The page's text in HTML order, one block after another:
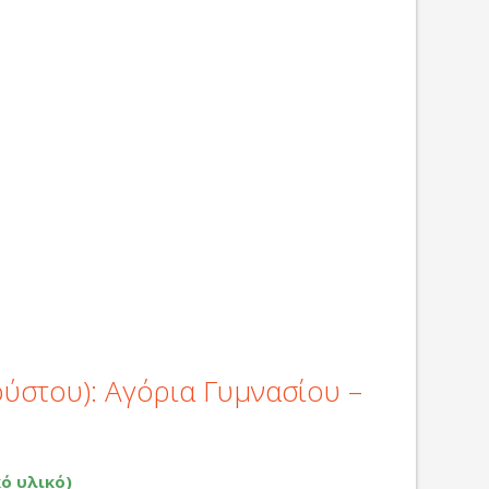
Αγόρια Γυμνασίου –
υλικό)